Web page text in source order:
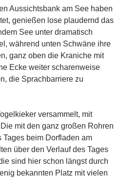
Aussichtsbank am See haben
genießen lose plaudernd das
See unter dramatisch
während unten Schwäne ihre
ganz oben die Kraniche mit
Ecke weiter scharenweise
die Sprachbarriere zu
versammelt, mit
mit den ganz großen Rohren
beim Dorfladen am
über den Verlauf des Tages
sind hier schon längst durch
bekannten Platz mit vielen